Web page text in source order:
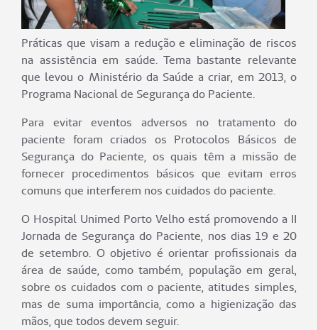
Práticas que visam a redução e eliminação de riscos
na assistência em saúde. Tema bastante relevante
que levou o Ministério da Saúde a criar, em 2013, o
Programa Nacional de Segurança do Paciente.
Para evitar eventos adversos no tratamento do
paciente foram criados os Protocolos Básicos de
Segurança do Paciente, os quais têm a missão de
fornecer procedimentos básicos que evitam erros
comuns que interferem nos cuidados do paciente.
O Hospital Unimed Porto Velho está promovendo a II
Jornada de Segurança do Paciente, nos dias 19 e 20
de setembro. O objetivo é orientar profissionais da
área de saúde, como também, população em geral,
sobre os cuidados com o paciente, atitudes simples,
mas de suma importância, como a higienização das
mãos, que todos devem seguir.